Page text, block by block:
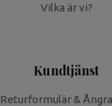
Vilka är vi?
Kundtjänst
Returformulär &